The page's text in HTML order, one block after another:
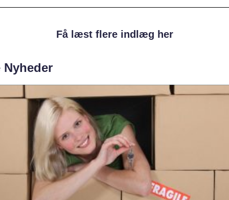
Få læst flere indlæg her
Nyheder